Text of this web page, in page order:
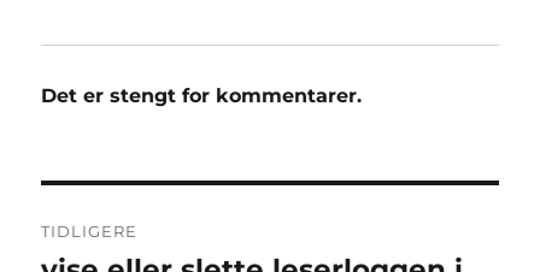
Det er stengt for kommentarer.
TIDLIGERE